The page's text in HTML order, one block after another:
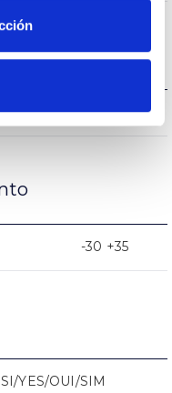
L90 B10 >200.000h
-30 +35
SI/YES/OUI/SIM